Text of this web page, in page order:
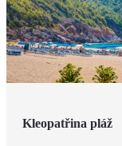
Kleopatřina pláž